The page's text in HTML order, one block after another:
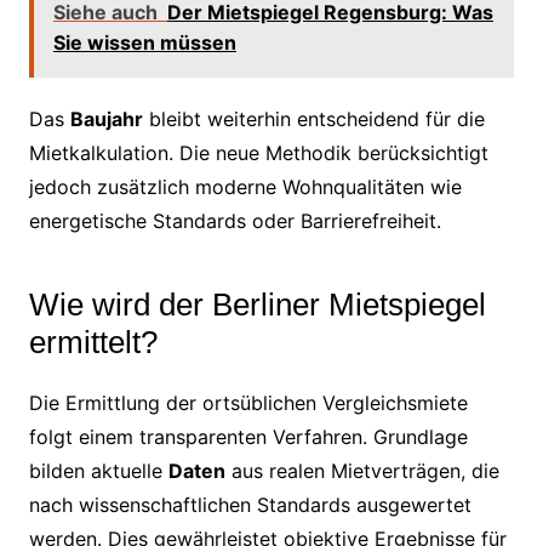
Siehe auch Der Mietspiegel Regensburg: Was
Sie wissen müssen
Das Baujahrbleibt weiterhin entscheidend für die
Mietkalkulation. Die neue Methodik berücksichtigt
jedoch zusätzlich moderne Wohnqualitäten wie
energetische Standards oder Barrierefreiheit.
Wie wird der Berliner Mietspiegel
ermittelt?
Die Ermittlung der ortsüblichen Vergleichsmiete
folgt einem transparenten Verfahren. Grundlage
bilden aktuelle Daten aus realen Mietverträgen, die
nach wissenschaftlichen Standards ausgewertet
werden. Dies gewährleistet objektive Ergebnisse für